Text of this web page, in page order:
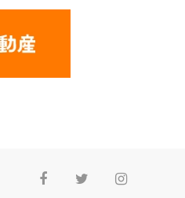
FacebookTwitterInstagram